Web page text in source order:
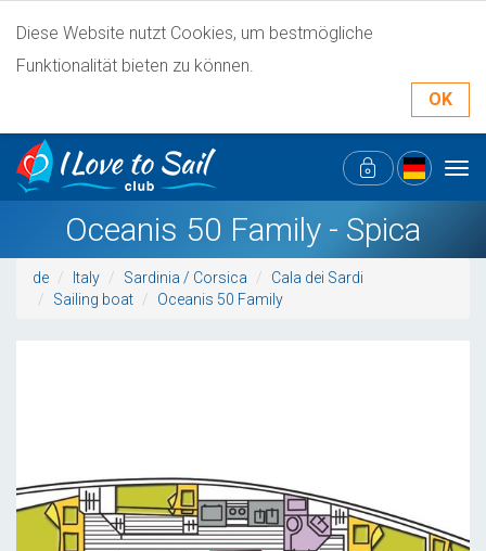
Diese Website nutzt Cookies, um bestmögliche
Funktionalität bieten zu können.
OK
Oceanis 50 Family - Spica
de Italy Sardinia / Corsica
Cala dei Sardi
Sailing boat
Oceanis 50 Family